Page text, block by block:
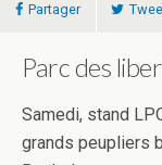
Partager
Parc des
Samedi, stand
grands peupliers